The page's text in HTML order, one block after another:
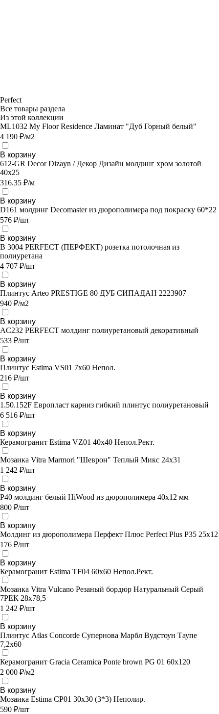
Perfect
Все товары раздела
Из этой коллекции
ML1032 My Floor Residence Ламинат "Дуб Горный белый"
4 190 ₽/м2
В корзину
612-GR Decor Dizayn / Декор Дизайн молдинг хром золотой
40х25
316.35 ₽/м
В корзину
D161 молдинг Decomaster из дюрополимера под покраску 60*22
576 ₽/шт
В корзину
В 3004 PERFECT (ПЕРФЕКТ) розетка потолочная из
полиуретана
4 707 ₽/шт
В корзину
Плинтус Arteo PRESTIGE 80 ДУБ СИПАДАН 2223907
940 ₽/м2
В корзину
AC232 PERFECT молдинг полиуретановый декоративный
533 ₽/шт
В корзину
Плинтус Estima VS01 7x60 Непол.
216 ₽/шт
В корзину
1.50.152F Европласт карниз гибкий плинтус полиуретановый
6 516 ₽/шт
В корзину
Керамогранит Estima VZ01 40x40 Непол.Рект.
Мозаика Vitra Marmori "Шеврон" Теплый Микс 24х31
1 242 ₽/шт
В корзину
P40 молдинг белый HiWood из дюрополимера 40х12 мм
800 ₽/шт
В корзину
Молдинг из дюрополимера Перфект Плюс Perfect Plus P35 25x12
176 ₽/шт
В корзину
Керамогранит Estima TF04 60x60 Непол.Рект.
Мозаика Vitra Vulcano Резаный бордюр Натуральный Серый
7РЕК 28х78,5
1 242 ₽/шт
В корзину
Плинтус Atlas Concorde Супернова Марбл Вудстоун Таупе
7,2х60
Керамогранит Gracia Ceramica Ponte brown PG 01 60х120
2 000 ₽/м2
В корзину
Мозаика Estima CP01 30x30 (3*3) Неполир.
590 ₽/шт